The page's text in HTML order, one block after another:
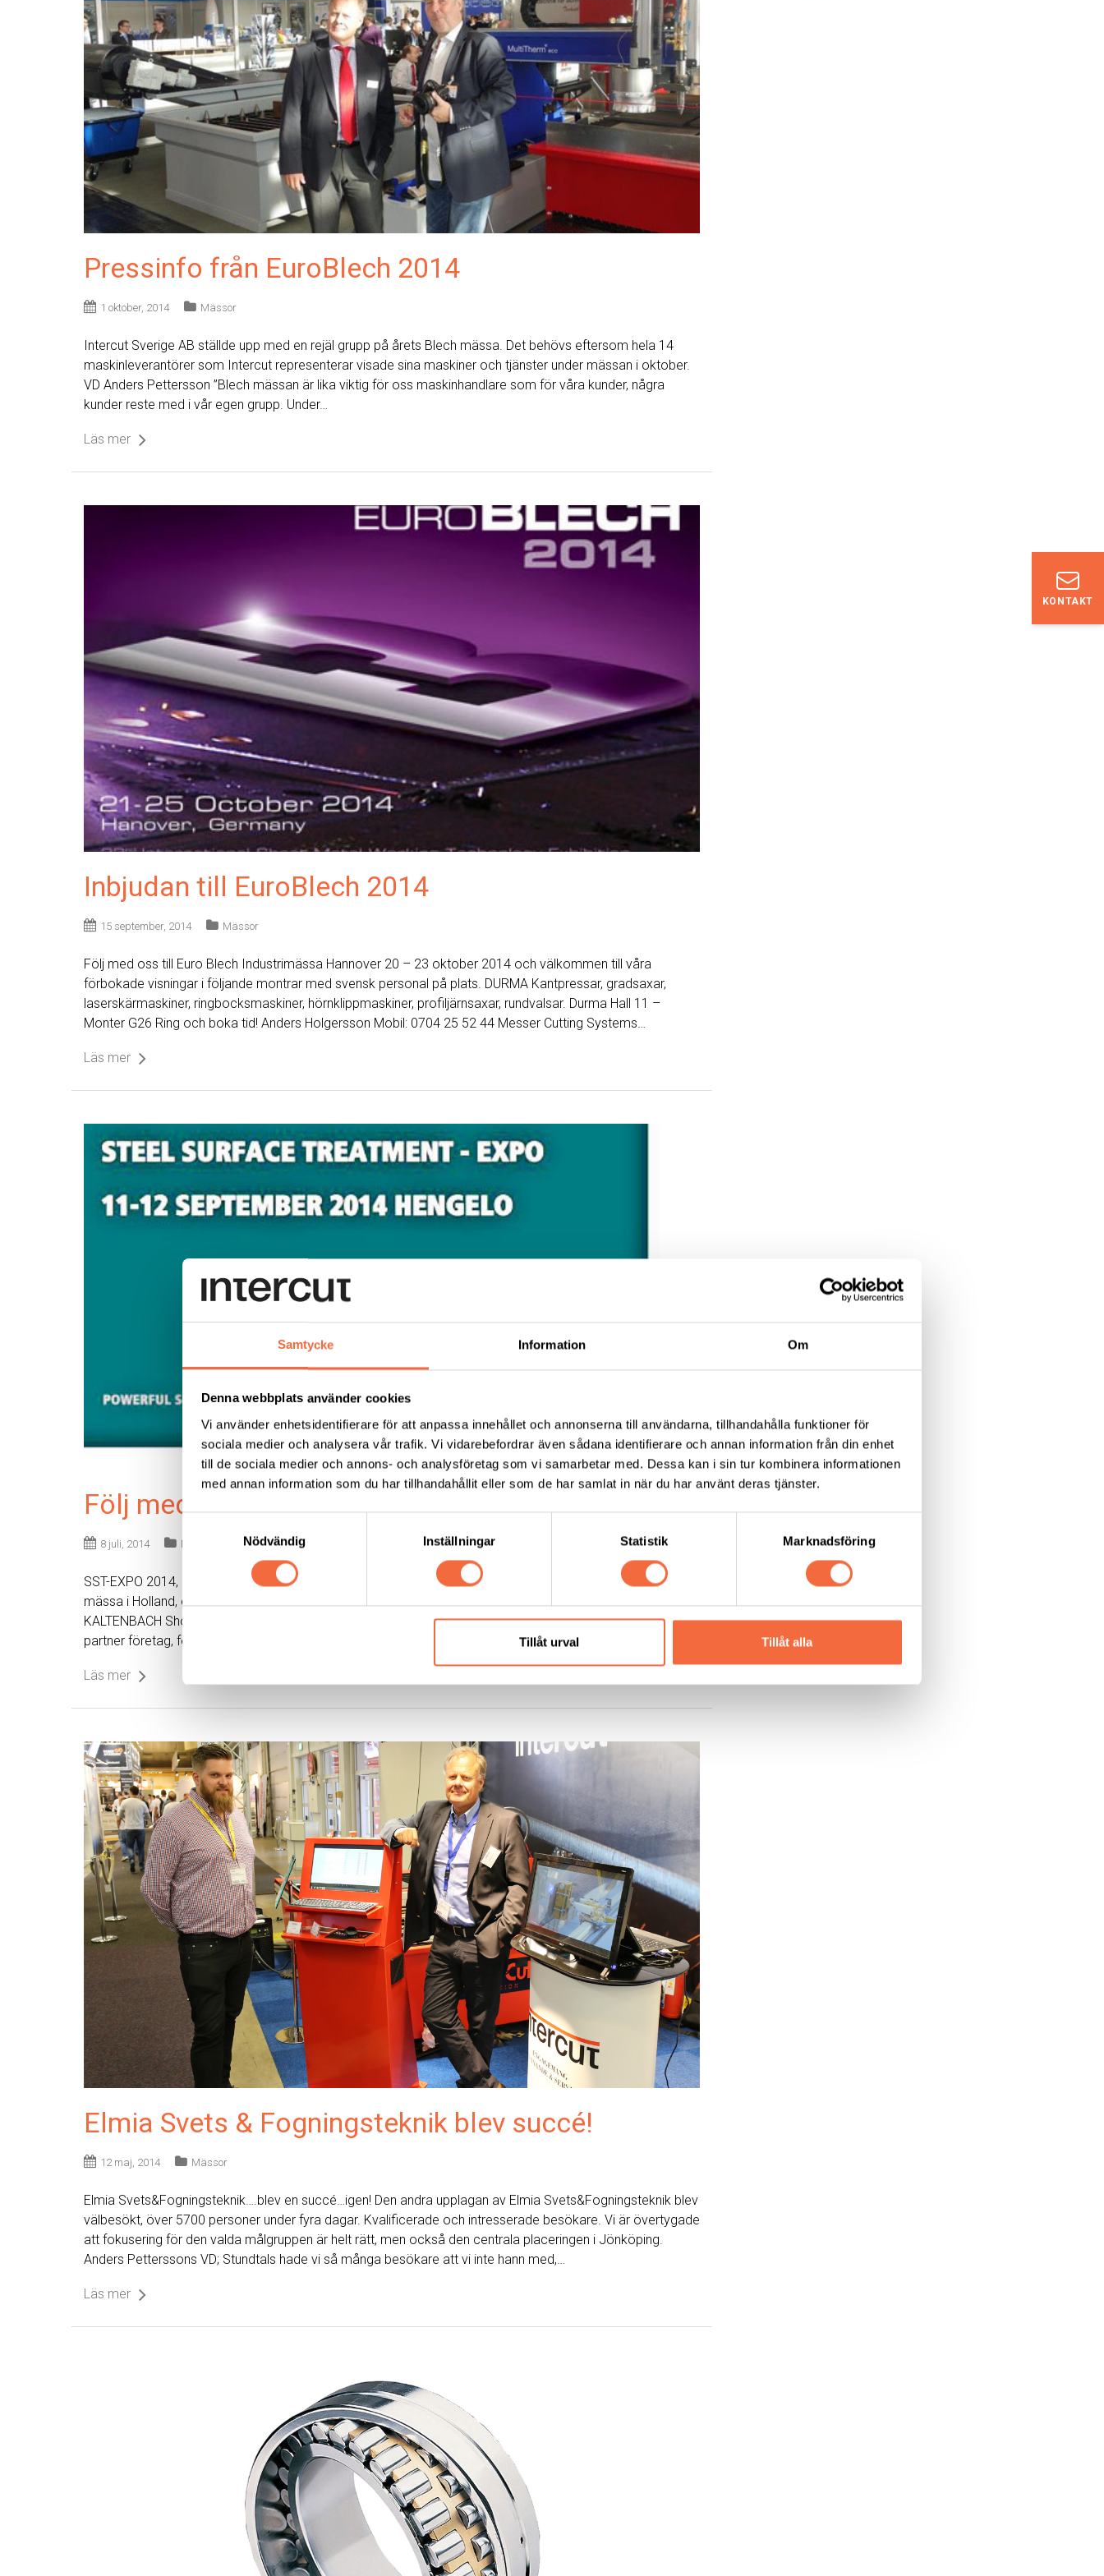
Samtycke Information Om
Denna webbplats använder cookies
Vi använder enhetsidentifierare för att anpassa innehållet och annonserna till användarna, tillhandahålla funktioner för
sociala medier och analysera vår trafik. Vi vidarebefordrar även sådana identifierare och annan information från din enhet
till de sociala medier och annons- och analysföretag som vi samarbetar med. Dessa kan i sin tur kombinera informationen
med annan information som du har tillhandahållit eller som de har samlat in när du har använt deras tjänster.
Nödvändig
Inställningar Statistik Marknadsföring
Tillåt urval Tillåt alla
Pressinfo från EuroBlech 2014
1 oktober, 2014 Mässor
Intercut Sverige AB ställde upp med en rejäl grupp på årets Blech mässa. Det behövs eftersom hela 14
maskinleverantörer som Intercut representerar visade sina maskiner och tjänster under mässan i oktober.
VD Anders Pettersson ”Blech mässan är lika viktig för oss maskinhandlare som för våra kunder, några
kunder reste med i vår egen grupp. Under…
Läs mer
Inbjudan till EuroBlech 2014
15 september, 2014 Mässor
Följ med oss till Euro Blech Industrimässa Hannover 20 – 23 oktober 2014 och välkommen till våra
förbokade visningar i följande montrar med svensk personal på plats. DURMA Kantpressar, gradsaxar,
laserskärmaskiner, ringbocksmaskiner, hörnklippmaskiner, profiljärnsaxar, rundvalsar. Durma Hall 11 –
Monter G26 Ring och boka tid! Anders Holgersson Mobil: 0704 25 52 44 Messer Cutting Systems…
Läs mer
Följ med oss till SST-Expo 2014
8 juli, 2014 Mässor
SST-EXPO 2014, 11 – 12 september 2014 i Holland. Vi har nöjet att bjuda in till SST-Expo 2014 en hus-
mässa i Holland, ett internationellt evenemang för stålindustrin under benämningen “Join The world of
KALTENBACH Shot- Blasting and Painting“. KALTENBACH Group bjuder in till denna husmässa med 14
partner företag, för att informera om ny teknik….
Läs mer
Elmia Svets & Fogningsteknik blev succé!
12 maj, 2014 Mässor
Elmia Svets&Fogningsteknik….blev en succé…igen! Den andra upplagan av Elmia Svets&Fogningsteknik blev
välbesökt, över 5700 personer under fyra dagar. Kvalificerade och intresserade besökare. Vi är övertygade
att fokusering för den valda målgruppen är helt rätt, men också den centrala placeringen i Jönköping.
Anders Petterssons VD; Stundtals hade vi så många besökare att vi inte hann med,…
Läs mer
KONTAKT